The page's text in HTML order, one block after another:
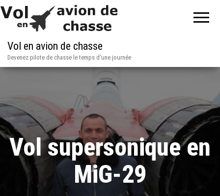
Vol en avion de chasse
Devenez pilote de chasse le temps d'une journée
Vol supersonique en
MiG-29